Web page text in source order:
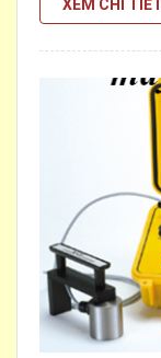
của công trình
XEM CHI TIẾT